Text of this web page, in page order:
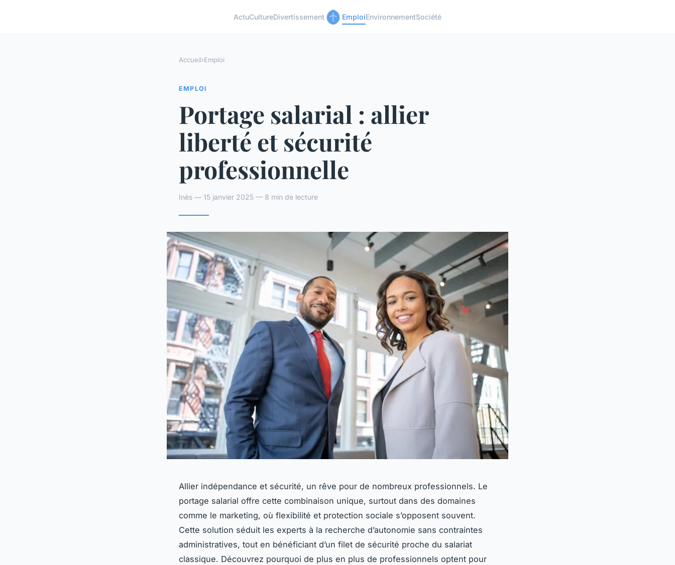
ActuCultureDivertissement EmploiEnvironnementSociété
Accueil›Emploi
EMPLOI
Portage salarial : allier
liberté et sécurité
professionnelle
Inès — 15 janvier 2025 — 8 min de lecture
Allier indépendance et sécurité, un rêve pour de nombreux professionnels. Le
portage salarial offre cette combinaison unique, surtout dans des domaines
comme le marketing, où flexibilité et protection sociale s’opposent souvent.
Cette solution séduit les experts à la recherche d’autonomie sans contraintes
administratives, tout en bénéficiant d’un filet de sécurité proche du salariat
classique. Découvrez pourquoi de plus en plus de professionnels optent pour